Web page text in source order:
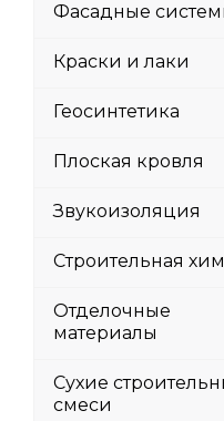
Фасадные
Краски и лаки
Геосинтетика
Плоская кровля
Звукоизоляция
Строительная
Отделочные
материалы
Сухие
смеси